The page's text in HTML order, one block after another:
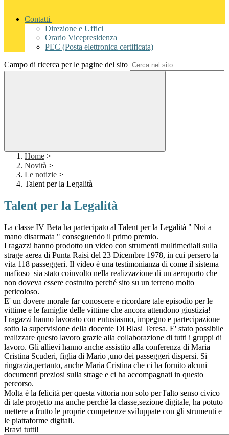
Contatti
Direzione e Uffici
Orario Vicepresidenza
PEC (Posta elettronica certificata)
Campo di ricerca per le pagine del sito
Home >
Novità >
Le notizie >
Talent per la Legalità
Talent per la Legalità
La classe IV Beta ha partecipato al Talent per la Legalità " Noi a
mano disarmata " conseguendo il primo premio.
I ragazzi hanno prodotto un video con strumenti multimediali sulla
strage aerea di Punta Raisi del 23 Dicembre 1978, in cui persero la
vita 118 passeggeri. Il video è una testimonianza di come il sistema
mafioso sia stato coinvolto nella realizzazione di un aeroporto che
non doveva essere costruito perché sito su un terreno molto
pericoloso.
E' un dovere morale far conoscere e ricordare tale episodio per le
vittime e le famiglie delle vittime che ancora attendono giustizia!
I ragazzi hanno lavorato con entusiasmo, impegno e partecipazione
sotto la supervisione della docente Di Blasi Teresa. E' stato possibile
realizzare questo lavoro grazie alla collaborazione di tutti i gruppi di
lavoro. Gli allievi hanno anche assistito alla conferenza di Maria
Cristina Scuderi, figlia di Mario ,uno dei passeggeri dispersi. Si
ringrazia,pertanto, anche Maria Cristina che ci ha fornito alcuni
documenti preziosi sulla strage e ci ha accompagnati in questo
percorso.
Molta è la felicità per questa vittoria non solo per l'alto senso civico
di tale progetto ma anche perché la classe,sezione digitale, ha potuto
mettere a frutto le proprie competenze sviluppate con gli strumenti e
le piattaforme digitali.
Bravi tutti!